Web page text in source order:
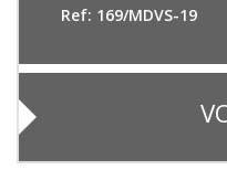
Ref: 169/MDVS-19